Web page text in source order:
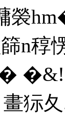
滽褮
篩n
畫